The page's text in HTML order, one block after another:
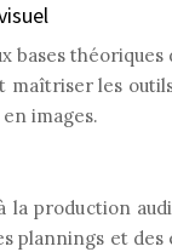
bases
maîtriser les
images.
la production
plannings et